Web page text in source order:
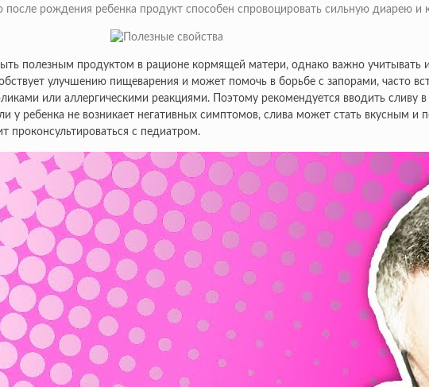
после рождения ребенка продукт способен спровоцировать сильную диарею и
полезным продуктом в рационе кормящей матери, однако важно
улучшению пищеварения и может помочь в борьбе с запорами, часто
или аллергическими реакциями. Поэтому рекомендуется вводить
у ребенка не возникает негативных симптомов, слива может стать вкусным
проконсультироваться с педиатром.